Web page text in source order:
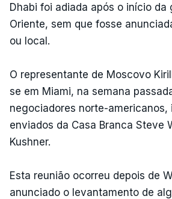
Dhabi foi adiada após o início da
Oriente, sem que fosse
ou local.
O representante de Moscovo
se em Miami, na semana
negociadores norte-americanos,
enviados da Casa Branca Steve
Kushner.
Esta reunião ocorreu depois de
anunciado o levantamento de